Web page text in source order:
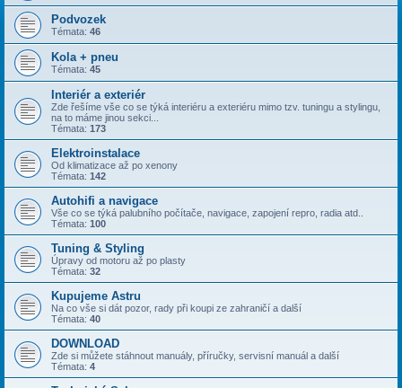
Podvozek
Témata: 46
Kola + pneu
Témata: 45
Interiér a exteriér
Zde řešíme vše co se týká interiéru a exteriéru mimo tzv. tuningu a stylingu,
na to máme jinou sekci...
Témata: 173
Elektroinstalace
Od klimatizace až po xenony
Témata: 142
Autohifi a navigace
Vše co se týká palubního počítače, navigace, zapojení repro, radia atd..
Témata: 100
Tuning & Styling
Úpravy od motoru až po plasty
Témata: 32
Kupujeme Astru
Na co vše si dát pozor, rady při koupi ze zahraničí a další
Témata: 40
DOWNLOAD
Zde si můžete stáhnout manuály, příručky, servisní manuál a další
Témata: 4